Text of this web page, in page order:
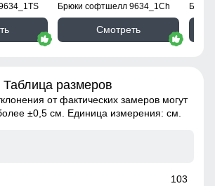
Брюки софтшелл 9634_1Ch
Смотреть
Таблица размеров
от фактических замеров могут
±0,5 см. Единица измерения: см.
103